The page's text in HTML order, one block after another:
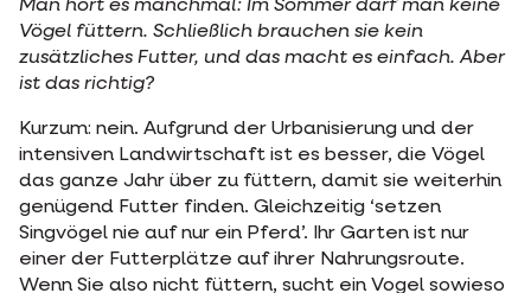
Man hört es manchmal: Im Sommer darf man keine
Vögel füttern. Schließlich brauchen sie kein
zusätzliches Futter, und das macht es einfach. Aber
ist das richtig?
Kurzum: nein. Aufgrund der Urbanisierung und der
intensiven Landwirtschaft ist es besser, die Vögel
das ganze Jahr über zu füttern, damit sie weiterhin
genügend Futter finden. Gleichzeitig ‘setzen
Singvögel nie auf nur ein Pferd’. Ihr Garten ist nur
einer der Futterplätze auf ihrer Nahrungsroute.
Wenn Sie also nicht füttern, sucht ein Vogel sowieso